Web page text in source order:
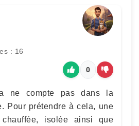
: 16
0
ne compte pas dans la
Pour prétendre à cela, une
isolée ainsi que